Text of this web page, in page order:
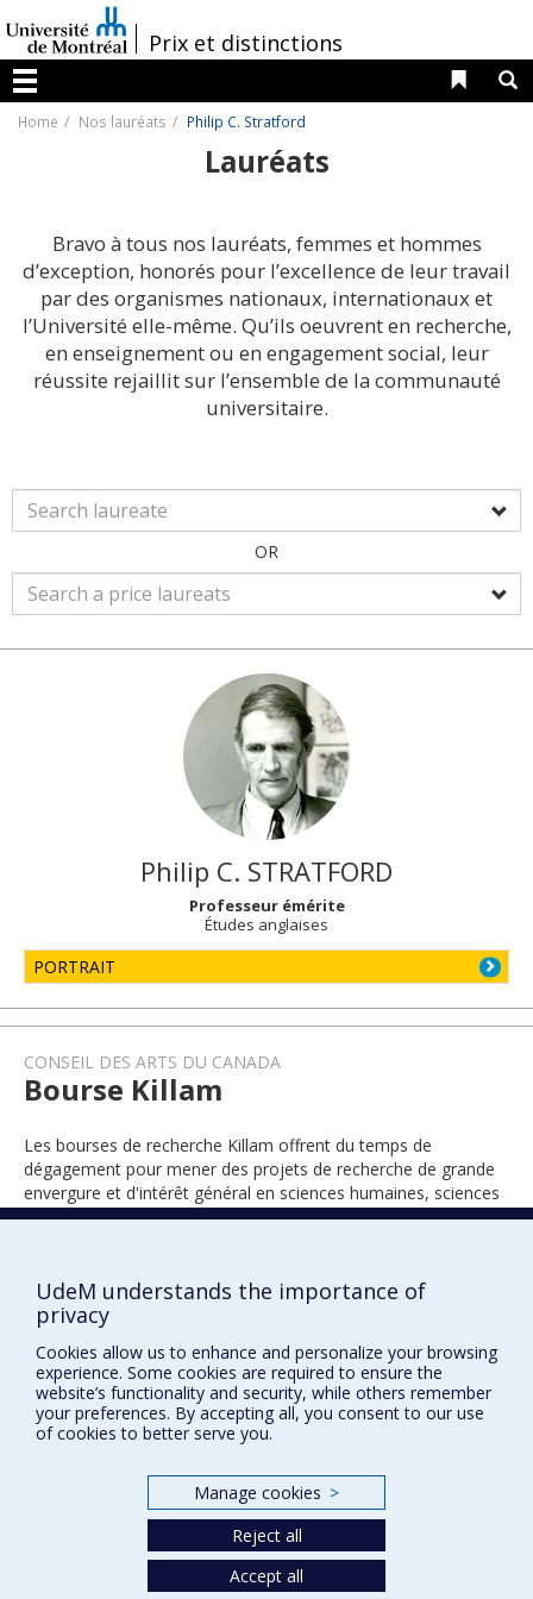
au
contenu
/Prix et distinctions
Menu
Liens
Home Nos lauréats Philip C. Stratford
Lauréats
Bravo à tous nos lauréats, femmes et hommes
d’exception, honorés pour l’excellence de leur travail
par des organismes nationaux, internationaux et
l’Université elle-même. Qu’ils oeuvrent en recherche,
en enseignement ou en engagement social, leur
réussite rejaillit sur l’ensemble de la communauté
universitaire.
OR
Philip C. STRATFORD
Professeur émérite
Études anglaises
PORTRAIT
CONSEIL DES ARTS DU CANADA
Bourse Killam
Les bourses de recherche Killam offrent du temps de
dégagement pour mener des projets de recherche de grande
envergure et d'intérêt général en sciences humaines, sciences
sociales, sciences naturelles, sciences de la santé et génie.
UdeM understands the importance of
privacy
Cookies allow us to enhance and personalize your browsing
experience. Some cookies are required to ensure the
website’s functionality and security, while others remember
your preferences. By accepting all, you consent to our use
of cookies to better serve you.
Manage cookies >
Reject all
Accept all